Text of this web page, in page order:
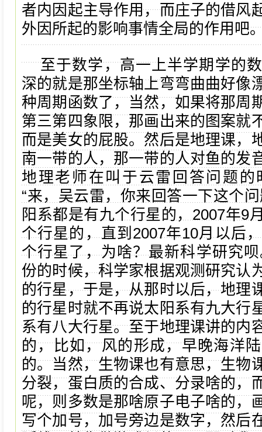
者内因起主导作用，而庄子的借风
外因所起的影响事情全局的作用吧
至于数学，高一上半学期学的
深的就是那坐标轴上弯弯曲曲好像
种周期函数了，当然，如果将那周
第三第四象限，那画出来的图案就
而是美女的屁股。然后是地理课，
南一带的人，那一带的人对鱼的发
地理老师在叫于云雷回答问题的
“来，吴云雷，你来回答一下这个
阳系都是有九个行星的，2007年9
个行星的，直到2007年10月以后
个行星了，为啥？最新科学研究
份的时候，科学家根据观测研究认
的行星，于是，从那时以后，地理
的行星时就不再说太阳系有九大行
系有八大行星。至于地理课讲的内
的，比如，风的形成，早晚海洋
的。当然，生物课也有意思，生物
分裂，蛋白质的合成、分录啥的，
呢，则多数是那啥原子电子啥的，
写个加号，加号旁边是数字，然后